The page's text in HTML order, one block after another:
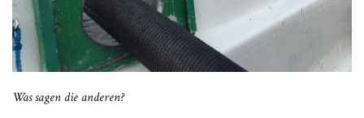
Was sagen die anderen?